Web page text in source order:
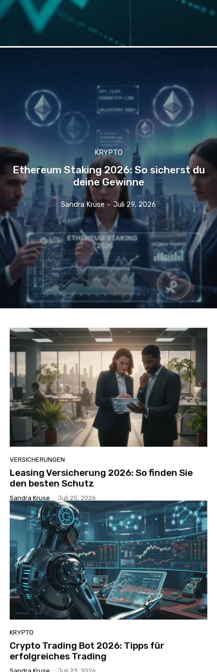
KRYPTO
Ethereum Staking 2026: So sicherst du
deine Gewinne
Sandra Kruse - Juli 29, 2026
VERSICHERUNGEN
Leasing Versicherung 2026: So finden Sie
den besten Schutz
Sandra Kruse - Juli 25, 2026
KRYPTO
Crypto Trading Bot 2026: Tipps für
erfolgreiches Trading